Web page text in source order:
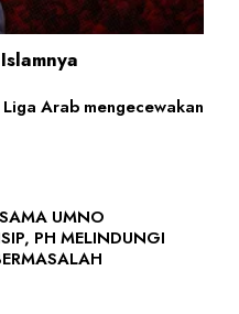
Arab mengecewakan
UMNO
PH MELINDUNGI